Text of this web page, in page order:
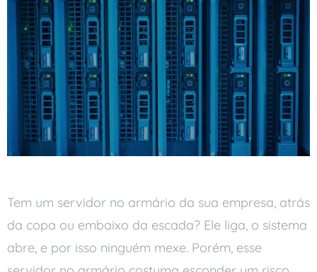
Tem um servidor no armário da sua empresa, atrás
da copa ou embaixo da escada? Ele liga, o sistema
abre, e por isso ninguém mexe. Porém, esse